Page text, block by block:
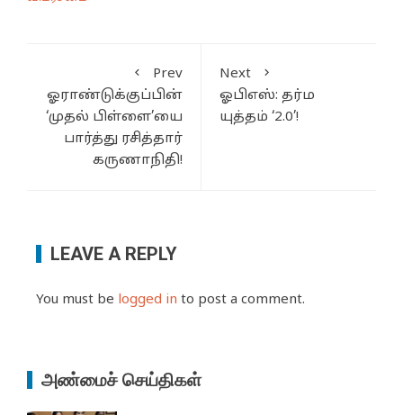
Prev
ஓராண்டுக்குப்பின்
‘முதல் பிள்ளை’யை
பார்த்து ரசித்தார்
கருணாநிதி!
Next
ஓபிஎஸ்: தர்ம
யுத்தம் ‘2.0’!
LEAVE A REPLY
You must be logged in to post a comment.
அண்மைச் செய்திகள்